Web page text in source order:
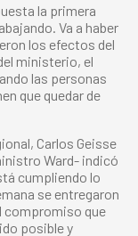
la primera
Va a haber
los efectos del
ministerio, el
las personas
que quedar de
Carlos Geisse
Ward- indicó
cumpliendo lo
se entregaron
compromiso que
posible y